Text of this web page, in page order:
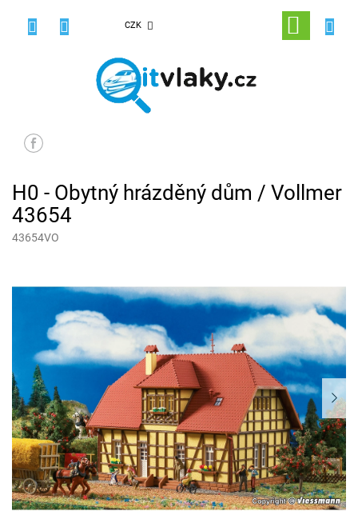
CZK
NÁKUPNÍ
KOŠÍK
H0 - Obytný hrázděný dům / Vollmer
43654
43654VO